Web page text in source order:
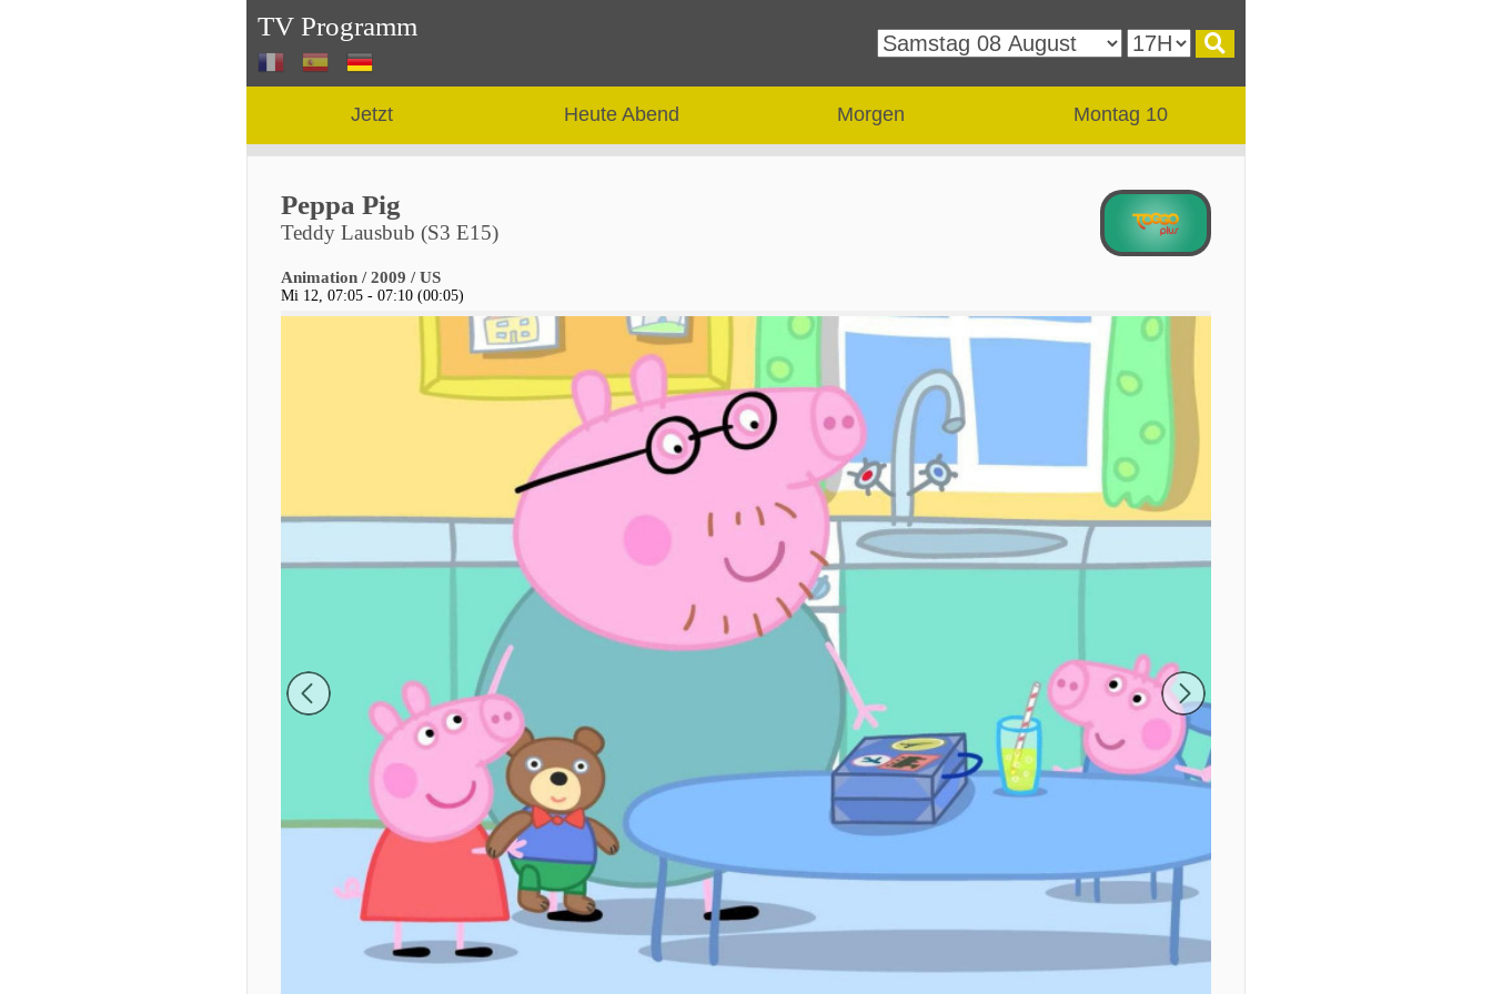
TV Programm
Jetzt Heute Abend Morgen Montag 10
Peppa Pig
Teddy Lausbub (S3 E15)
Animation / 2009 / US
Mi 12, 07:05 - 07:10 (00:05)